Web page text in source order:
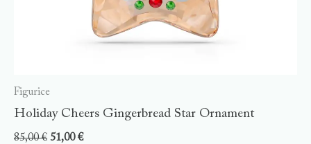
Figurice
Holiday Cheers Gingerbread Star Ornament
85,00€ 51,00€